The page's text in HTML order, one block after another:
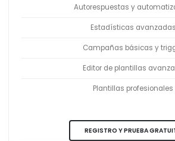
Autorespuestas y
Estadísticas avanzadas
Campañas básicas y
Editor de plantillas
Plantillas profesionales
REGISTRO Y PRUEBA